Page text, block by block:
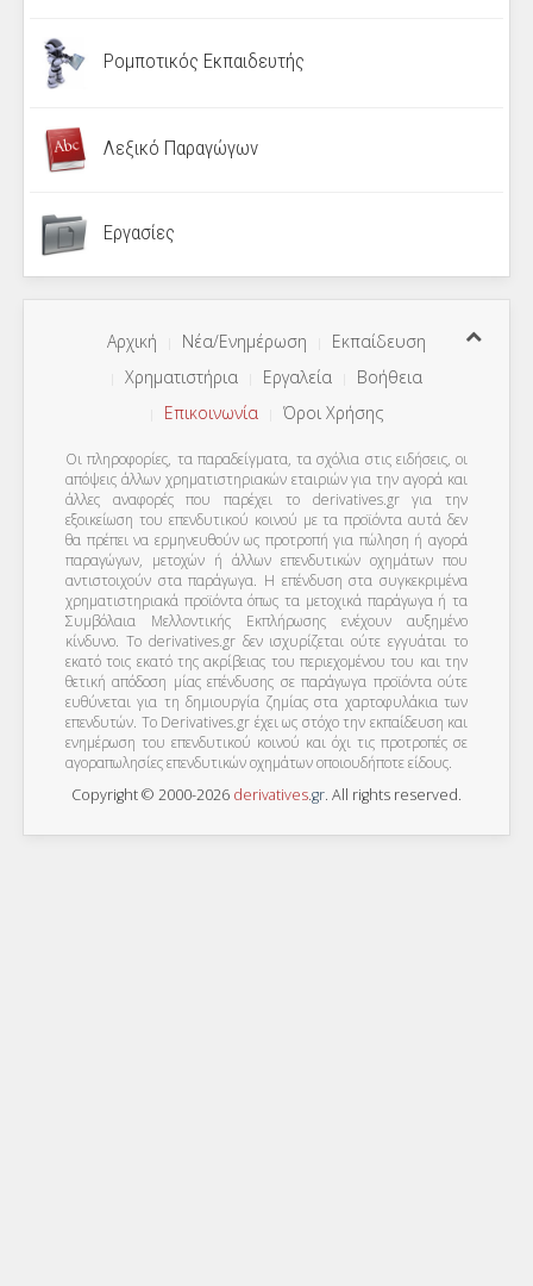
Ρομποτικός Εκπαιδευτής
Λεξικό Παραγώγων
Εργασίες
Αρχική Νέα/Ενημέρωση
Εκπαίδευση
Χρηματιστήρια
Εργαλεία
Βοήθεια
Επικοινωνία
Όροι Χρήσης
Οι πληροφορίες, τα παραδείγματα, τα σχόλια στις ειδήσεις, οι
απόψεις άλλων χρηματιστηριακών εταιριών για την αγορά και
άλλες αναφορές που παρέχει το derivatives.gr για την
εξοικείωση του επενδυτικού κοινού με τα προϊόντα αυτά δεν
θα πρέπει να ερμηνευθούν ως προτροπή για πώληση ή αγορά
παραγώγων, μετοχών ή άλλων επενδυτικών οχημάτων που
αντιστοιχούν στα παράγωγα. Η επένδυση στα συγκεκριμένα
χρηματιστηριακά προϊόντα όπως τα μετοχικά παράγωγα ή τα
Συμβόλαια Μελλοντικής Εκπλήρωσης ενέχουν αυξημένο
κίνδυνο. Το derivatives.gr δεν ισχυρίζεται ούτε εγγυάται το
εκατό τοις εκατό της ακρίβειας του περιεχομένου του και την
θετική απόδοση μίας επένδυσης σε παράγωγα προϊόντα ούτε
ευθύνεται για τη δημιουργία ζημίας στα χαρτοφυλάκια των
επενδυτών. To Derivatives.gr έχει ως στόχο την εκπαίδευση και
ενημέρωση του επενδυτικού κοινού και όχι τις προτροπές σε
αγοραπωλησίες επενδυτικών οχημάτων οποιουδήποτε είδους.
Copyright © 2000-2026 derivatives.gr. All rights reserved.